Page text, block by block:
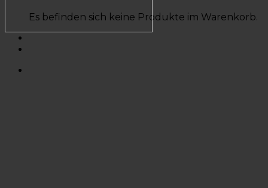
Es befinden sich keine Produkte im Warenkorb.